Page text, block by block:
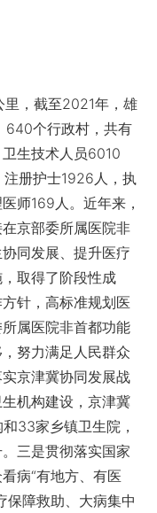
，截至2021年，雄
640个行政村，共有
生技术人员6010
注册护士1926人，执
师169人。近年来，
京部委所属医院非
同发展、提升医疗
取得了阶段性成
针，高标准规划医
属医院非首都功能
努力满足人民群众
京津冀协同发展战
机构建设，京津冀
33家乡镇卫生院，
三是贯彻落实国家
病“有地方、有医
保障救助、大病集中